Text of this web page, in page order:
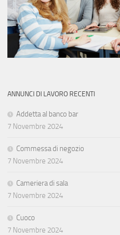
ANNUNCI DI LAVORO RECENTI
Addetta al banco bar
7 Novembre 2024
Commessa di negozio
7 Novembre 2024
Cameriera di sala
7 Novembre 2024
Cuoco
7 Novembre 2024